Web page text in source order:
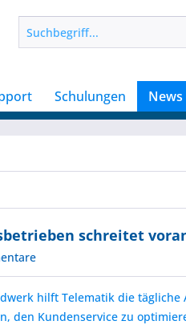
Schulungen News
schreitet
hilft Telematik die
den Kundenservice zu